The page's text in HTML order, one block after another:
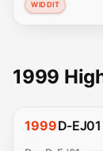
WIDDIT
1999
1999D-EJ01